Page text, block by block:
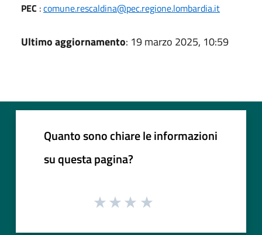
PEC :comune.rescaldina@pec.regione.lombardia.it
Ultimo aggiornamento: 19 marzo 2025, 10:59
Quanto sono chiare le informazioni
su questa pagina?